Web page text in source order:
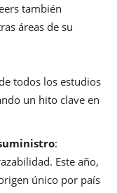
también
áreas de su
todos los estudios
un hito clave en
:
Este año,
único por país